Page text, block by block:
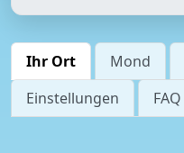
Ihr Ort Mond
Einstellungen
FAQ